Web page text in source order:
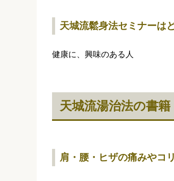
天城流鬆身法セミナーは
健康に、興味のある人
天城流湯治法の書籍
肩・腰・ヒザの痛みやコ